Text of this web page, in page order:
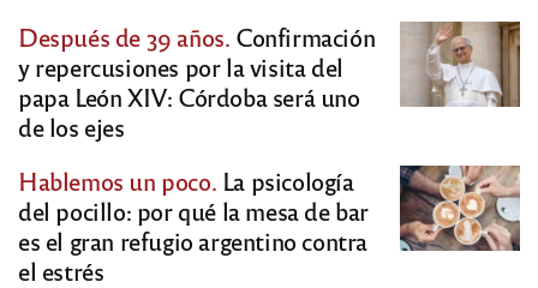
Después de 39 años. Confirmación
y repercusiones por la visita del
papa León XIV: Córdoba será uno
de los ejes
Hablemos un poco. La psicología
del pocillo: por qué la mesa de bar
es el gran refugio argentino contra
el estrés